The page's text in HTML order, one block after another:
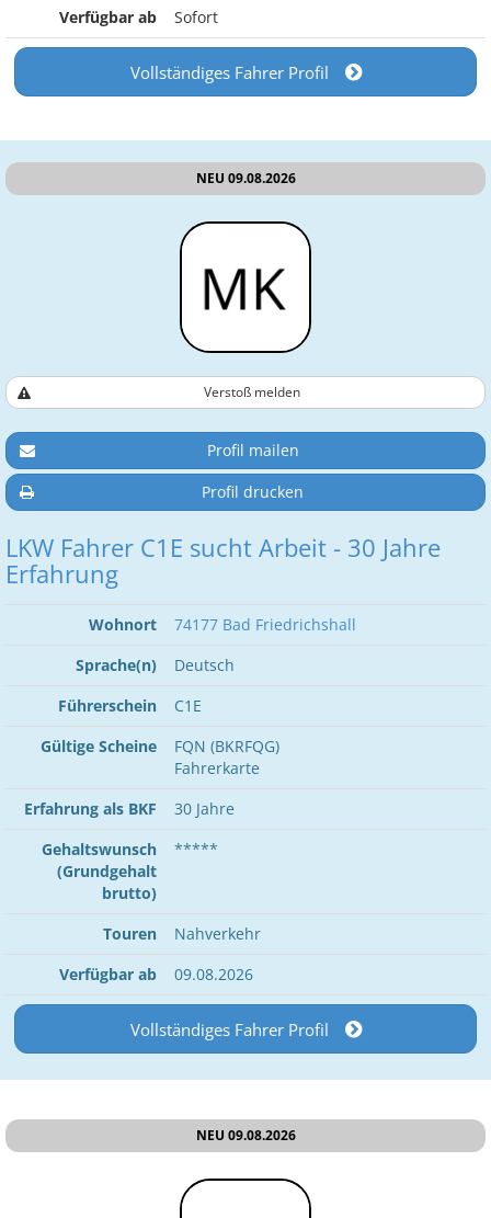
Verfügbar ab
Sofort
Vollständiges Fahrer Profil
NEU 09.08.2026
Verstoß melden
Profil mailen
Profil drucken
LKW Fahrer C1E sucht Arbeit - 30 Jahre
Erfahrung
Wohnort
74177 Bad Friedrichshall
Sprache(n)
Deutsch
Führerschein
C1E
Gültige Scheine
FQN (BKRFQG)
Fahrerkarte
Erfahrung als BKF
30 Jahre
Gehaltswunsch
(Grundgehalt
brutto)
*****
Touren
Nahverkehr
Verfügbar ab
09.08.2026
Vollständiges Fahrer Profil
NEU 09.08.2026